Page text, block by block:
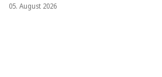
05. August 2026